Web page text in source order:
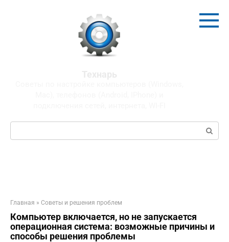
Поиск:
Главная » Советы и решения проблем
Компьютер включается, но не запускается
операционная система: возможные причины и
способы решения проблемы